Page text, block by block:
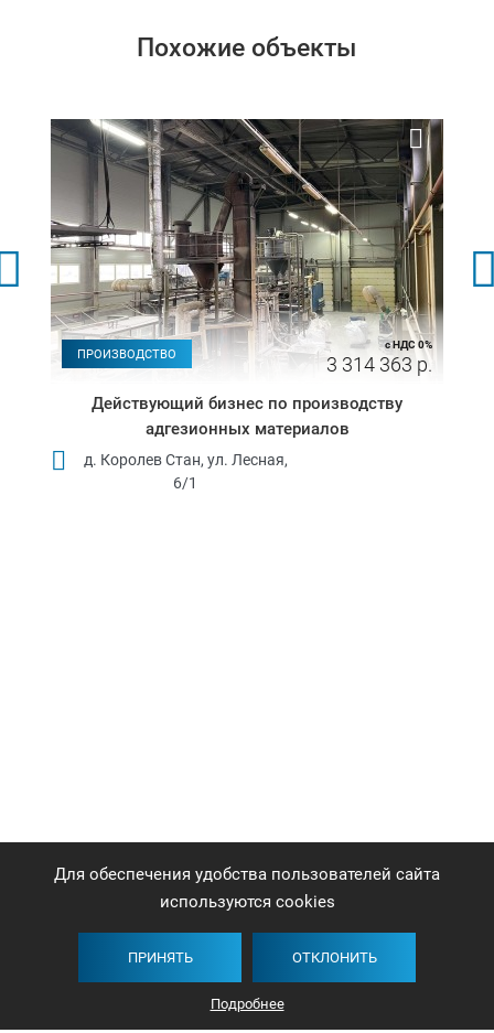
Похожие объекты
ПРОИЗВОДСТВО
с НДС 0%
3 314 363 р.
Действующий бизнес по производству
адгезионных материалов
д. Королев Стан, ул. Лесная,
6/1
Для обеспечения удобства пользователей сайта
используются cookies
ПРИНЯТЬ ОТКЛОНИТЬ
Подробнее